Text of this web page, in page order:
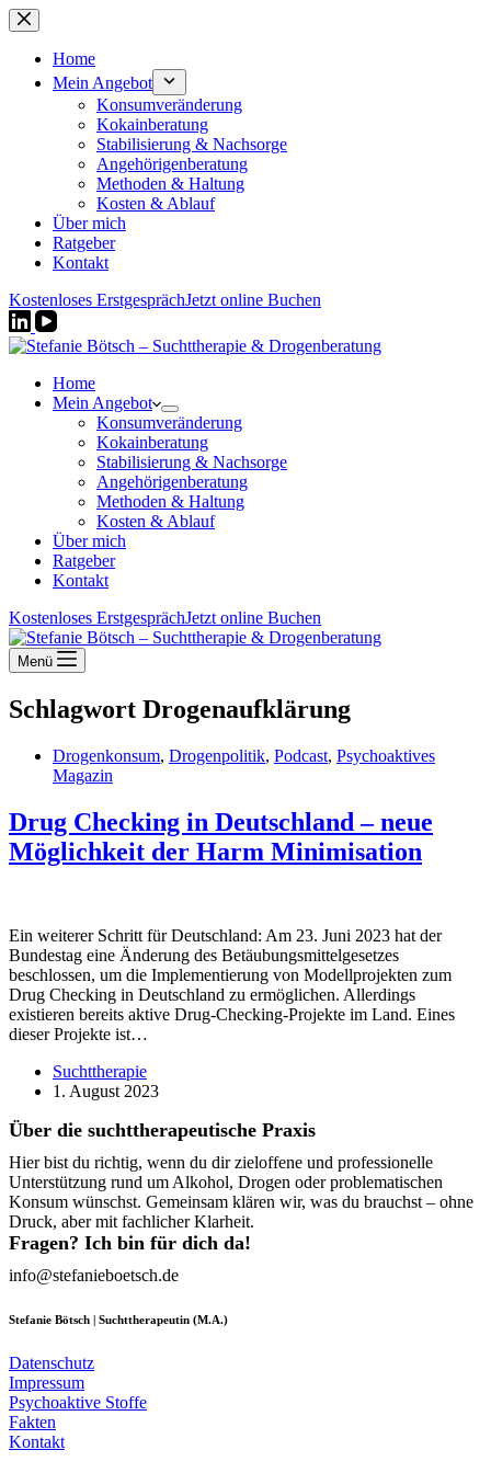
Zum
Inhalt
springenHome
Mein Angebot
Konsumveränderung
Kokainberatung
Stabilisierung & Nachsorge
Angehörigenberatung
Methoden & Haltung
Kosten & Ablauf
Über mich
Ratgeber
Kontakt
Kostenloses ErstgesprächJetzt online Buchen
Home
Mein Angebot
Konsumveränderung
Kokainberatung
Stabilisierung & Nachsorge
Angehörigenberatung
Methoden & Haltung
Kosten & Ablauf
Über mich
Ratgeber
Kontakt
Kostenloses ErstgesprächJetzt online Buchen
Menü
Schlagwort Drogenaufklärung
Drogenkonsum, Drogenpolitik, Podcast, Psychoaktives
Magazin
Drug Checking in Deutschland – neue
Möglichkeit der Harm Minimisation
Ein weiterer Schritt für Deutschland: Am 23. Juni 2023 hat der
Bundestag eine Änderung des Betäubungsmittelgesetzes
beschlossen, um die Implementierung von Modellprojekten zum
Drug Checking in Deutschland zu ermöglichen. Allerdings
existieren bereits aktive Drug-Checking-Projekte im Land. Eines
dieser Projekte ist…
Suchttherapie
1. August 2023
Über die suchttherapeutische Praxis
Hier bist du richtig, wenn du dir zieloffene und professionelle
Unterstützung rund um Alkohol, Drogen oder problematischen
Konsum wünschst. Gemeinsam klären wir, was du brauchst – ohne
Druck, aber mit fachlicher Klarheit.
Fragen? Ich bin für dich da!
info@stefanieboetsch.de
Stefanie Bötsch | Suchttherapeutin (M.A.)
Datenschutz
Impressum
Psychoaktive Stoffe
Fakten
Kontakt